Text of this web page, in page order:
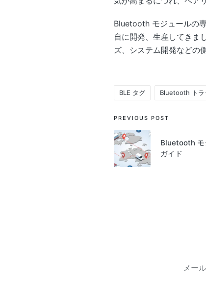
Bluetooth モジュールの
自に開発、生産してきま
ズ、システム開発などの
Tags:
BLE タグ Bluetooth トラ
Post
navigation
PREVIOUS POST
Bluetooth モ
ガイド
メー